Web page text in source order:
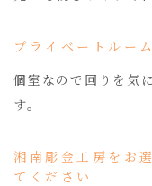
プライベートルーム
個室なので回りを気
す。
湘南彫金工房をお
てください